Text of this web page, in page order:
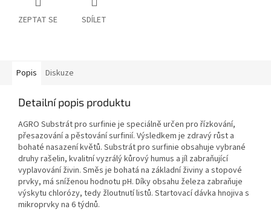
ZEPTAT SE SDÍLET
Popis Diskuze
Detailní popis produktu
AGRO Substrát pro surfinie je speciálně určen pro řízkování,
přesazování a pěstování surfinií. Výsledkem je zdravý růst a
bohaté nasazení květů. Substrát pro surfinie obsahuje vybrané
druhy rašelin, kvalitní vyzrálý kůrový humus a jíl zabraňující
vyplavování živin. Směs je bohatá na základní živiny a stopové
prvky, má sníženou hodnotu pH. Díky obsahu železa zabraňuje
výskytu chlorózy, tedy žloutnutí listů. Startovací dávka hnojiva s
mikroprvky na 6 týdnů.